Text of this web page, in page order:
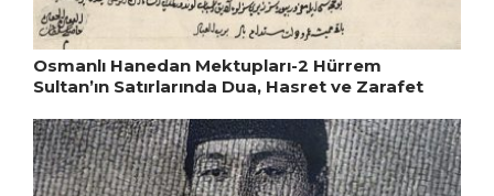
Osmanlı Hanedan Mektupları-2 Hürrem
Sultan’ın Satırlarında Dua, Hasret ve Zarafet